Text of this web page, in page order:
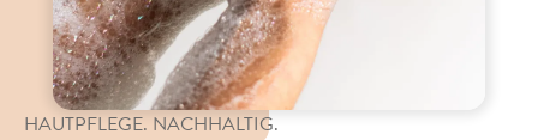
HAUTPFLEGE. NACHHALTIG.